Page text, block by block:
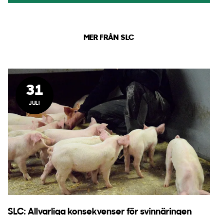
MER FRÅN SLC
31
JULI
SLC: Allvarliga konsekvenser för svinnäringen